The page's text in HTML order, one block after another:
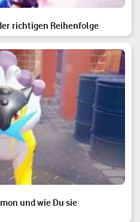
richtigen Reihenfolge
und wie Du sie